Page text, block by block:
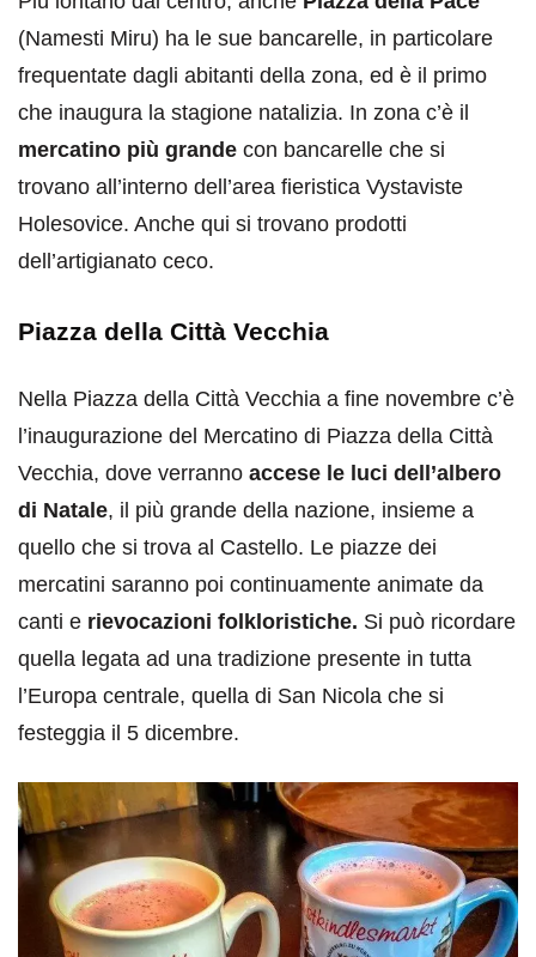
(Namesti Miru) ha le sue bancarelle, in particolare
frequentate dagli abitanti della zona, ed è il primo
che inaugura la stagione natalizia. In zona c’è il
mercatino più grande con bancarelle che si
trovano all’interno dell’area fieristica Vystaviste
Holesovice. Anche qui si trovano prodotti
dell’artigianato ceco.
Piazza della Città Vecchia
Nella Piazza della Città Vecchia a fine novembre c’è
l’inaugurazione del Mercatino di Piazza della Città
Vecchia, dove verranno accese le luci dell’albero
di Natale, il più grande della nazione, insieme a
quello che si trova al Castello. Le piazze dei
mercatini saranno poi continuamente animate da
canti e rievocazioni folkloristiche. Si può ricordare
quella legata ad una tradizione presente in tutta
l’Europa centrale, quella di San Nicola che si
festeggia il 5 dicembre.